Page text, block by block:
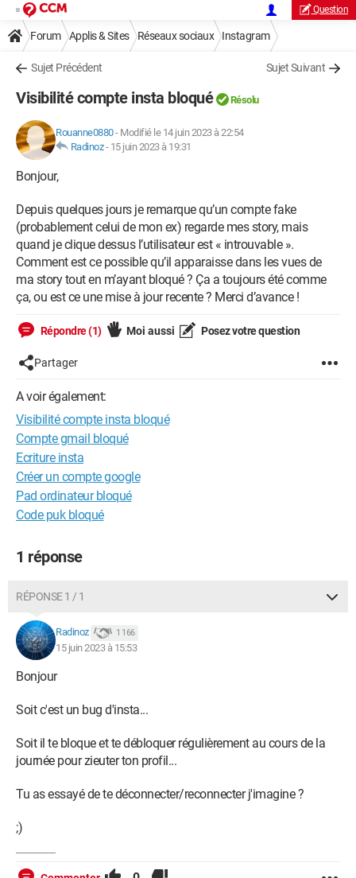
Question
Forum Applis & Sites Réseaux sociaux Instagram
Sujet Précédent Sujet Suivant
Visibilité compte insta bloqué Résolu
Rouanne0880- Modifié le 14 juin 2023 à 22:54
Radinoz- 15 juin 2023 à 19:31
Bonjour,
Depuis quelques jours je remarque qu’un compte fake
(probablement celui de mon ex) regarde mes story, mais
quand je clique dessus l’utilisateur est « introuvable ».
Comment est ce possible qu’il apparaisse dans les vues de
ma story tout en m’ayant bloqué ? Ça a toujours été comme
ça, ou est ce une mise à jour recente ? Merci d’avance !
Répondre (1) Moi aussi Posez votre question
Partager
A voir également:
Visibilité compte insta bloqué
Compte gmail bloqué
Ecriture insta
Créer un compte google
Pad ordinateur bloqué
Code puk bloqué
1 réponse
RÉPONSE 1 / 1
Radinoz 1 166
15 juin 2023 à 15:53
Bonjour
Soit c'est un bug d'insta...
Soit il te bloque et te débloquer régulièrement au cours de la
journée pour zieuter ton profil...
Tu as essayé de te déconnecter/reconnecter j'imagine ?
;)